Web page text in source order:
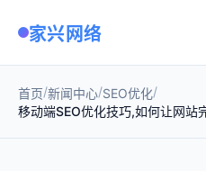
家兴网络
首页/新闻中心/SEO优化/
移动端SEO优化技巧,如何让网站